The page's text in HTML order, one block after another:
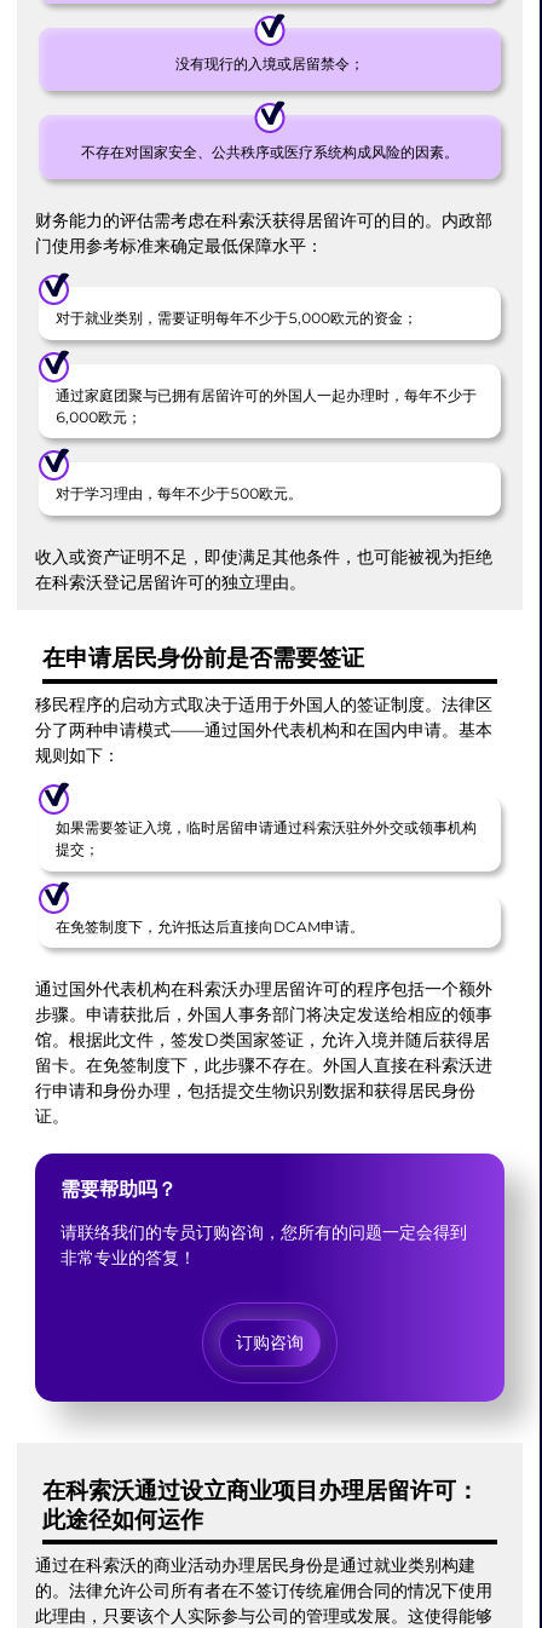
没有现行的入境或居留禁令；
不存在对国家安全、公共秩序或医疗系统构成风险的因素。
财务能力的评估需考虑在科索沃获得居留许可的目的。内政部
门使用参考标准来确定最低保障水平：
对于就业类别，需要证明每年不少于5,000欧元的资金；
通过家庭团聚与已拥有居留许可的外国人一起办理时，每年不少于
6,000欧元；
对于学习理由，每年不少于500欧元。
收入或资产证明不足，即使满足其他条件，也可能被视为拒绝
在科索沃登记居留许可的独立理由。
在申请居民身份前是否需要签证
移民程序的启动方式取决于适用于外国人的签证制度。法律区
分了两种申请模式——通过国外代表机构和在国内申请。基本
规则如下：
如果需要签证入境，临时居留申请通过科索沃驻外外交或领事机构
提交；
在免签制度下，允许抵达后直接向DCAM申请。
通过国外代表机构在科索沃办理居留许可的程序包括一个额外
步骤。申请获批后，外国人事务部门将决定发送给相应的领事
馆。根据此文件，签发D类国家签证，允许入境并随后获得居
留卡。在免签制度下，此步骤不存在。外国人直接在科索沃进
行申请和身份办理，包括提交生物识别数据和获得居民身份
证。
需要帮助吗？
请联络我们的专员订购咨询，您所有的问题一定会得到
非常专业的答复！
订购咨询
在科索沃通过设立商业项目办理居留许可：
此途径如何运作
通过在科索沃的商业活动办理居民身份是通过就业类别构建
的。法律允许公司所有者在不签订传统雇佣合同的情况下使用
此理由，只要该个人实际参与公司的管理或发展。这使得能够